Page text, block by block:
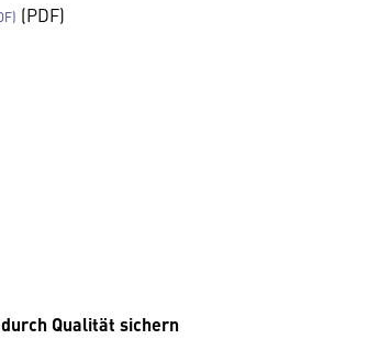
(PDF)
Qualität sichern